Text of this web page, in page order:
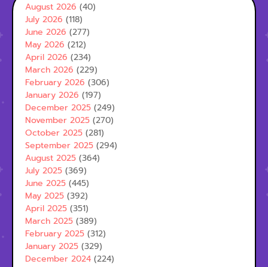
August 2026 (40)
July 2026 (118)
June 2026 (277)
May 2026 (212)
April 2026 (234)
March 2026 (229)
February 2026 (306)
January 2026 (197)
December 2025 (249)
November 2025 (270)
October 2025 (281)
September 2025 (294)
August 2025 (364)
July 2025 (369)
June 2025 (445)
May 2025 (392)
April 2025 (351)
March 2025 (389)
February 2025 (312)
January 2025 (329)
December 2024 (224)